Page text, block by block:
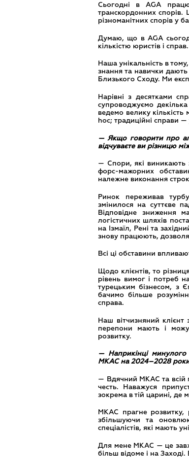
Сьогодні в AGA
транскордонних спорів.
різноманітних спорів у
Думаю, що в AGA
кількістю юристів і справ.
Наша унікальність в
знання та навички
Близького Сходу. Ми
Нарівні з десятками
супроводжуємо
ведемо велику кількість
hoc; традиційні справи
— Якщо говорити про
відчуваєте ви різницю
— Спори, які виникають
форс-мажорних
належне виконання
Ринок переживав
змінилося на суттєве
Відповідне зниження
логістичних шляхів
на Ізмаїл, Рені та
знову працюють,
Всі ці обставини
Щодо клієнтів, то
рівень вимог і потреб
турецьким бізнесом, з
бачимо більше
справа.
Наш вітчизняний
перепони мають і
розвитку.
— Наприкінці минулого
МКАС на 2024–2028
— Вдячний МКАС та всій
честь. Наважуся
зокрема в тій царині, де
МКАС прагне розвитку,
збільшуючи та
спеціалістів, які мають
Для мене МКАС — це
більш відоме і на